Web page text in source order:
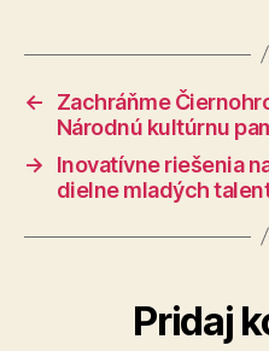
←
Zachráňme
Národnú kultúrnu
→
Inovatívne riešenia
dielne mladých
Pridaj